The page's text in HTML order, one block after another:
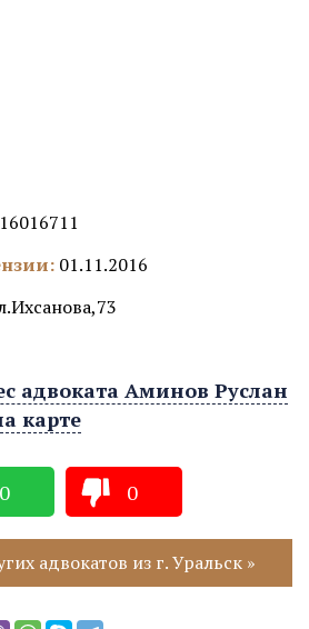
16016711
01.11.2016
адвоката Аминов Руслан
карте
0 0
адвокатов из г. Уральск »